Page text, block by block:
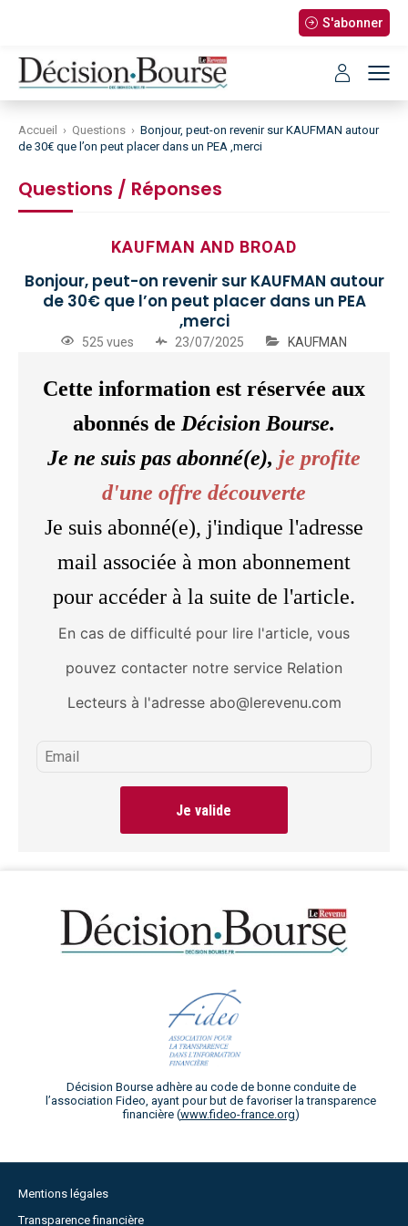
S'abonner
Accueil › Questions › Bonjour, peut-on revenir sur KAUFMAN autour
de 30€ que l’on peut placer dans un PEA ,merci
Questions / Réponses
KAUFMAN AND BROAD
Bonjour, peut-on revenir sur KAUFMAN autour
de 30€ que l’on peut placer dans un PEA
,merci
525 vues 23/07/2025 KAUFMAN
Cette information est réservée aux
abonnés de Décision Bourse.
Je ne suis pas abonné(e), je profite
d'une offre découverte
Je suis abonné(e), j'indique l'adresse
mail associée à mon abonnement
pour accéder à la suite de l'article.
En cas de difficulté pour lire l'article, vous
pouvez contacter notre service Relation
Lecteurs à l'adresse abo@lerevenu.com
Je valide
Décision Bourse adhère au code de bonne conduite de
l’association Fideo, ayant pour but de favoriser la transparence
financière (www.fideo-france.org)
Mentions légales
Transparence financière